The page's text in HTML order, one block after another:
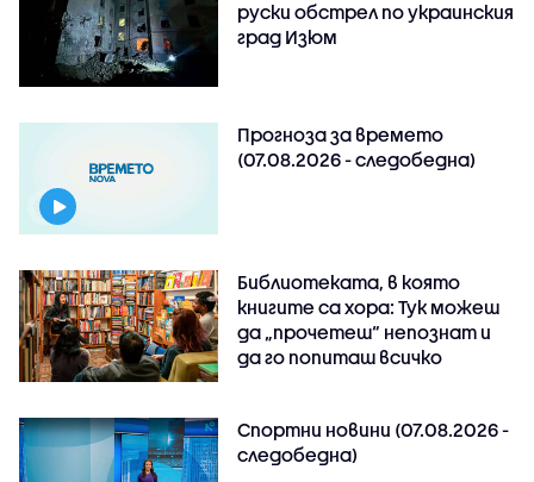
руски обстрeл по украинския
град Изюм
Прогноза за времето
(07.08.2026 - следобедна)
Библиотеката, в която
книгите са хора: Тук можеш
да „прочетеш“ непознат и
да го попиташ всичко
Спортни новини (07.08.2026 -
следобедна)